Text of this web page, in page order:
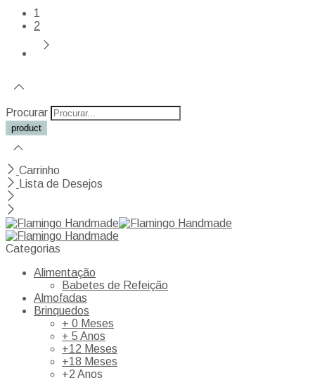
1
2
Procurar
Carrinho
Lista de Desejos
Categorias
Alimentação
Babetes de Refeição
Almofadas
Brinquedos
+ 0 Meses
+ 5 Anos
+12 Meses
+18 Meses
+2 Anos